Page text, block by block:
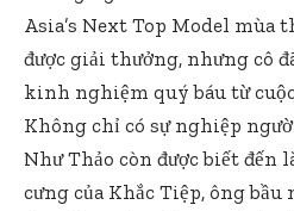
Asia’s Next Top Model mùa
được giải thưởng, nhưng cô
kinh nghiệm quý báu từ
Không chỉ có sự nghiệp
Như Thảo còn được biết đến
cưng của Khắc Tiệp, ông